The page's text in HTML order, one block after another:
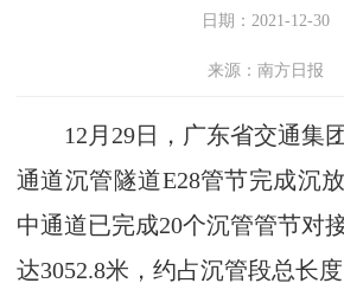
日期：2021-12-30
来源：南方日报
12月29日，广东省交通集
通道沉管隧道E28管节完成沉
中通道已完成20个沉管管节对
达3052.8米，约占沉管段总长度